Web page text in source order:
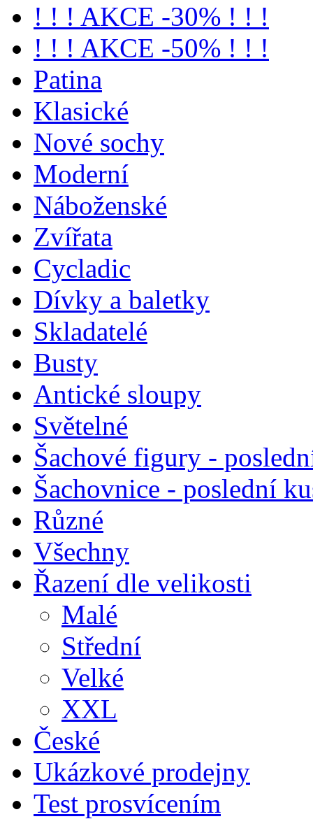
! ! ! AKCE -30% ! ! !
! ! ! AKCE -50% ! ! !
Patina
Klasické
Nové sochy
Moderní
Náboženské
Zvířata
Cycladic
Dívky a baletky
Skladatelé
Busty
Antické sloupy
Světelné
Šachové figury -
Šachovnice - poslední
Různé
Všechny
Řazení dle velikosti
Malé
Střední
Velké
XXL
České
Ukázkové prodejny
Test prosvícením